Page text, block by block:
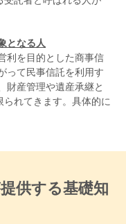
となる人
利を目的とした商事信
って民事信託を利用す
財産管理や遺産承継と
れてきます。具体的に
供する基礎知